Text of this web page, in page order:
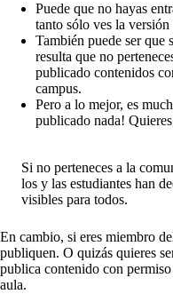
Puede que no hayas
tanto sólo ves la
También puede ser que
resulta que no
publicado contenidos
campus.
Pero a lo mejor, es
publicado nada!
Si no perteneces a la
los y las estudiantes han
visibles para todos.
En cambio, si eres miembro
publiquen. O quizás quieres
publica contenido con
aula.